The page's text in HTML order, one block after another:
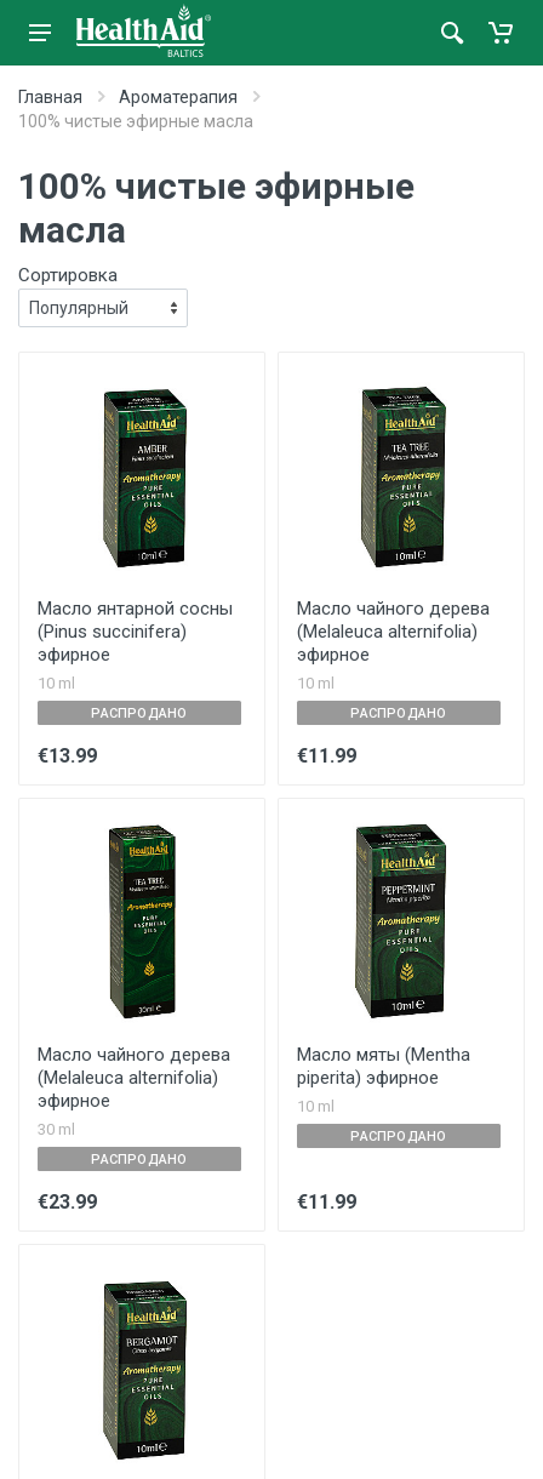
Главная
Ароматерапия
100% чистые эфирные масла
100% чистые эфирные
масла
Сортировка
Масло янтарной сосны
(Pinus succinifera)
эфирное
10 ml
РАСПРОДАНО
€13.99
Mасло чайного дерева
(Melaleuca alternifolia)
эфирное
10 ml
РАСПРОДАНО
€11.99
Mасло чайного дерева
(Melaleuca alternifolia)
эфирное
30 ml
РАСПРОДАНО
€23.99
Масло мяты (Mentha
piperita) эфирное
10 ml
РАСПРОДАНО
€11.99